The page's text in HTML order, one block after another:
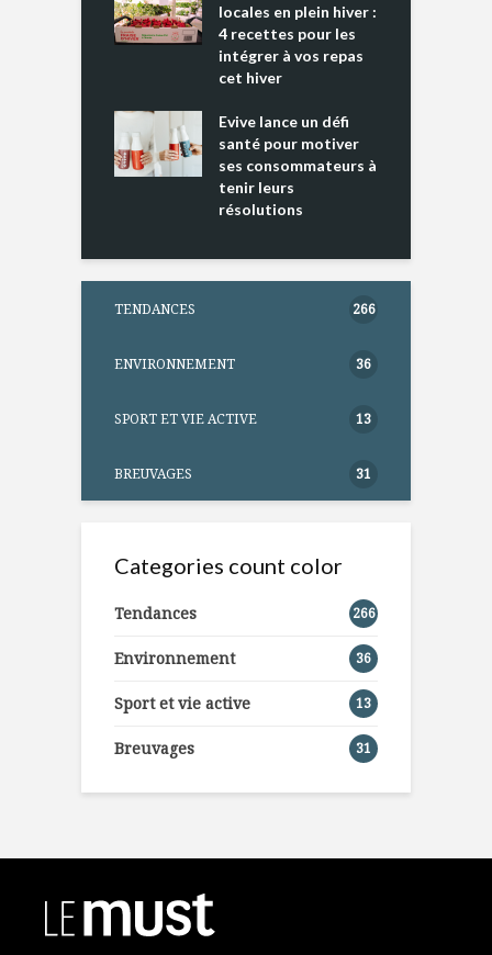
locales en plein hiver :
4 recettes pour les
intégrer à vos repas
cet hiver
Evive lance un défi
santé pour motiver
ses consommateurs à
tenir leurs
résolutions
TENDANCES 266
ENVIRONNEMENT 36
SPORT ET VIE ACTIVE 13
BREUVAGES 31
Categories count color
Tendances 266
Environnement 36
Sport et vie active 13
Breuvages 31